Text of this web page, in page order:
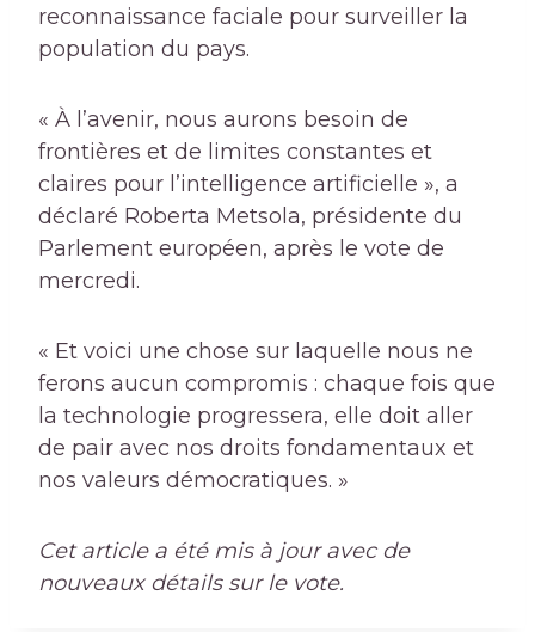
reconnaissance faciale pour surveiller la
population du pays.
« À l’avenir, nous aurons besoin de
frontières et de limites constantes et
claires pour l’intelligence artificielle », a
déclaré Roberta Metsola, présidente du
Parlement européen, après le vote de
mercredi.
« Et voici une chose sur laquelle nous ne
ferons aucun compromis : chaque fois que
la technologie progressera, elle doit aller
de pair avec nos droits fondamentaux et
nos valeurs démocratiques. »
Cet article a été mis à jour avec de
nouveaux détails sur le vote.